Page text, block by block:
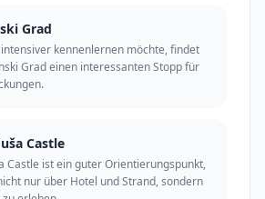
Grad
kennenlernen möchte, findet
Grad einen interessanten Stopp für
Castle
Castle ist ein guter Orientierungspunkt,
nur über Hotel und Strand, sondern